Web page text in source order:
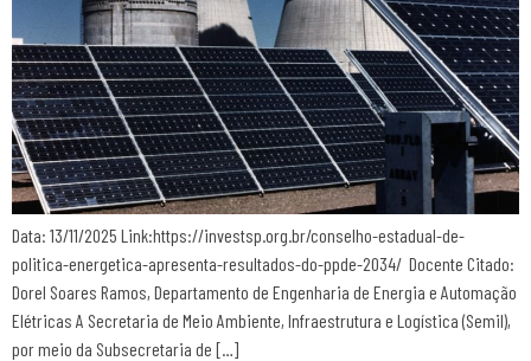
Data: 13/11/2025 Link:https://investsp.org.br/conselho-estadual-de-
politica-energetica-apresenta-resultados-do-ppde-2034/ Docente Citado:
Dorel Soares Ramos, Departamento de Engenharia de Energia e Automação
Elétricas A Secretaria de Meio Ambiente, Infraestrutura e Logística (Semil),
por meio da Subsecretaria de […]